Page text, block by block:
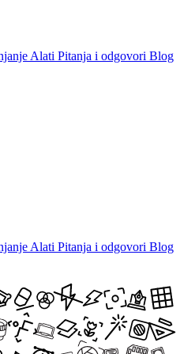
Alati Pitanja i odgovori Blog
Alati Pitanja i odgovori Blog